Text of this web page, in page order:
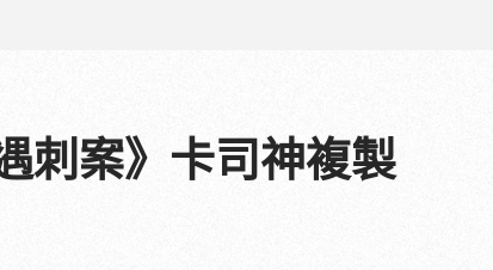
刺案》卡司神複製